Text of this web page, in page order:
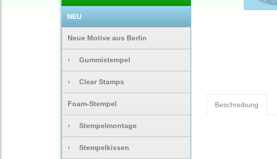
NEU
Neue Motive aus Berlin
› Gummistempel
› Clear Stamps
Foam-Stempel
› Stempelmontage
› Stempelkissen
Beschreibung